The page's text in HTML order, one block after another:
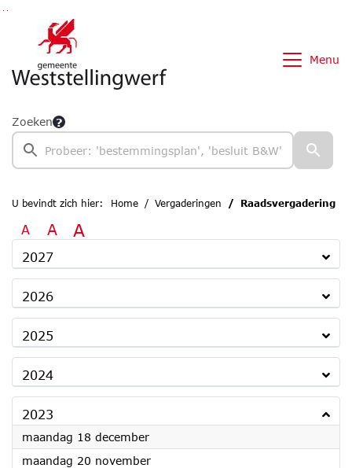
Ga naar de inhoud van deze pagina
Ga naar het zoeken
Ga naar het menu
Menu
Zoeken
U bevindt zich hier: Home Vergaderingen Raadsvergadering
A A A
2027
2026
2025
2024
2023
maandag 18 december2023
maandag 20 november2023